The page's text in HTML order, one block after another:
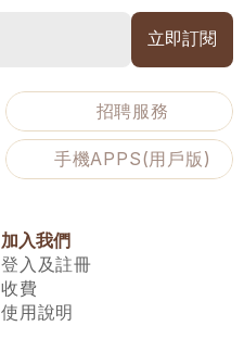
招聘服務
手機APPS(用戶版)
加入我們
登入及註冊
收費
使用說明